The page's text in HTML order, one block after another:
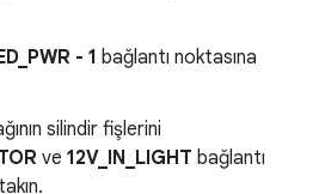
- 1 bağlantı noktasına
silindir fişlerini
ve 12V_IN_LIGHT bağlantı